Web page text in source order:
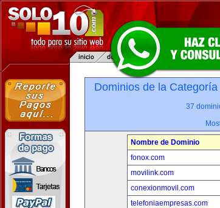
Dominios de la Categoría
37
Nombre de Dominio
fonox.com
movilink.com
conexionmovil.com
telefoniaempresas.com